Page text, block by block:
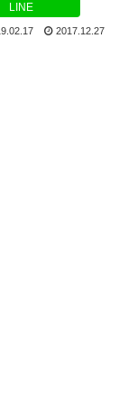
LINE
2017.12.27